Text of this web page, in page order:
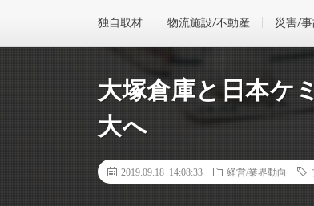
独自取材 物流施設/不動産 災害/
大塚倉庫と日本ケ
大へ
2019.09.18 14:08:33 経営/業界動向